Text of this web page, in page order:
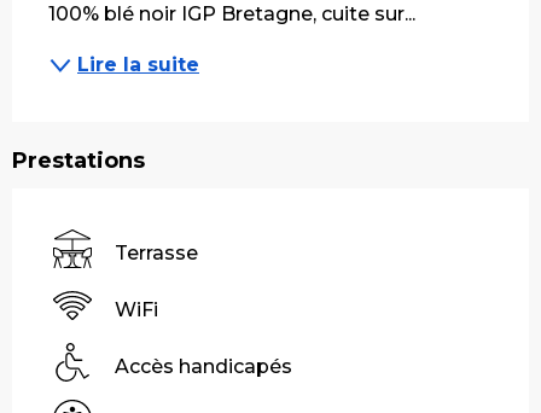
100% blé noir IGP Bretagne, cuite sur...
Lire la suite
Prestations
Terrasse
WiFi
Accès handicapés